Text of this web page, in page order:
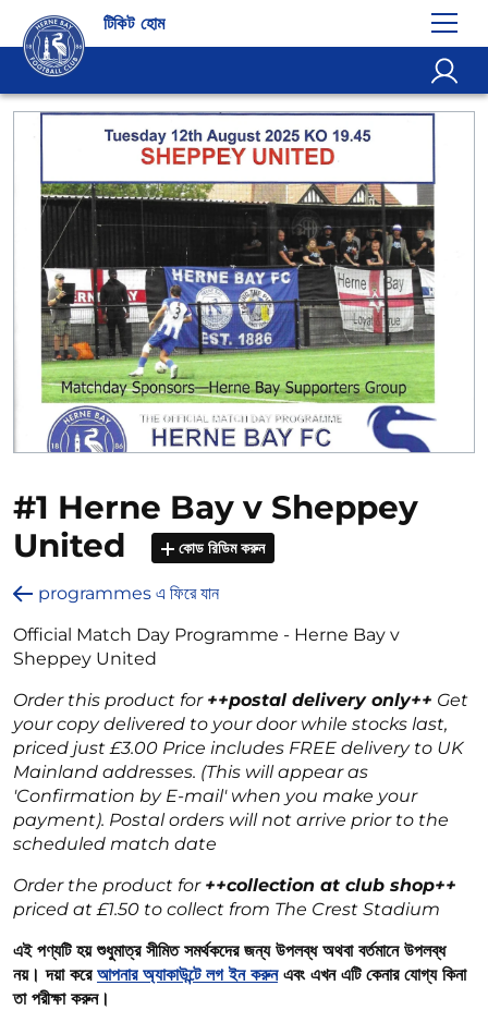
টিকিট হোম
#1 Herne Bay v Sheppey
United
কোড রিডিম করুন
programmes এ ফিরে যান
Official Match Day Programme - Herne Bay v
Sheppey United
Order this product for ++postal delivery only++ Get
your copy delivered to your door while stocks last,
priced just £3.00 Price includes FREE delivery to UK
Mainland addresses. (This will appear as
'Confirmation by E-mail' when you make your
payment). Postal orders will not arrive prior to the
scheduled match date
Order the product for ++collection at club shop++
priced at £1.50 to collect from The Crest Stadium
এই পণ্যটি হয় শুধুমাত্র সীমিত সমর্থকদের জন্য উপলব্ধ অথবা বর্তমানে উপলব্ধ
নয়। দয়া করে আপনার অ্যাকাউন্টে লগ ইন করুনএবং এখন এটি কেনার যোগ্য কিনা
তা পরীক্ষা করুন।